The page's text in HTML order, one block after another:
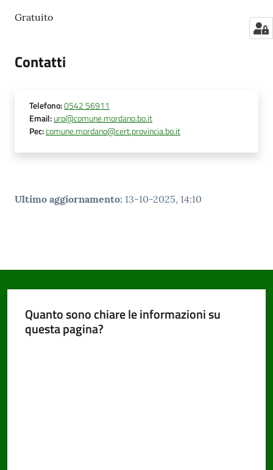
Gratuito
Contatti
Telefono:0542 56911
Email:urp@comune.mordano.bo.it
Pec:comune.mordano@cert.provincia.bo.it
Ultimo aggiornamento: 13-10-2025, 14:10
Quanto sono chiare le informazioni su
questa pagina?